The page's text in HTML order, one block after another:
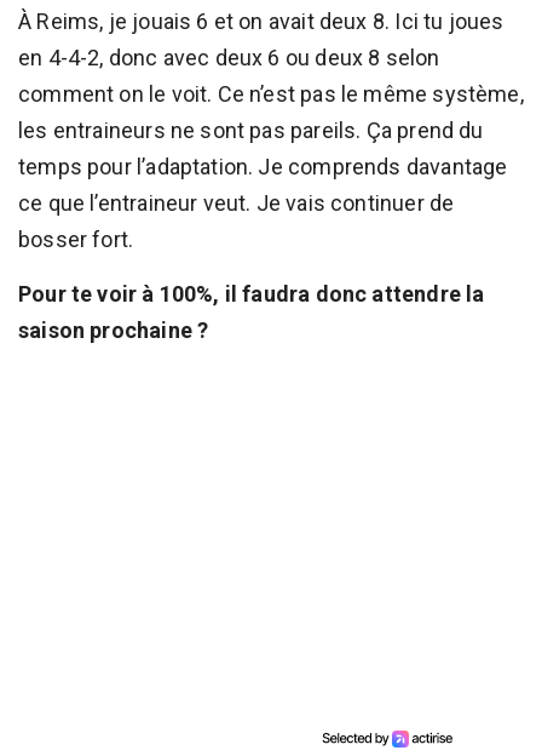
À Reims, je jouais 6 et on avait deux 8. Ici tu joues
en 4-4-2, donc avec deux 6 ou deux 8 selon
comment on le voit. Ce n’est pas le même système,
les entraineurs ne sont pas pareils. Ça prend du
temps pour l’adaptation. Je comprends davantage
ce que l’entraineur veut. Je vais continuer de
bosser fort.
Pour te voir à 100%, il faudra donc attendre la
saison prochaine ?